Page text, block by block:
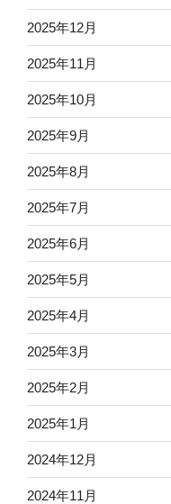
2025年12月
2025年11月
2025年10月
2025年9月
2025年8月
2025年7月
2025年6月
2025年5月
2025年4月
2025年3月
2025年2月
2025年1月
2024年12月
2024年11月